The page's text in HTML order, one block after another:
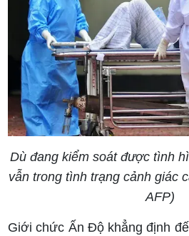
Dù đang kiểm soát được tình
vẫn trong tình trạng cảnh giác
AFP)
Giới chức Ấn Độ khẳng định